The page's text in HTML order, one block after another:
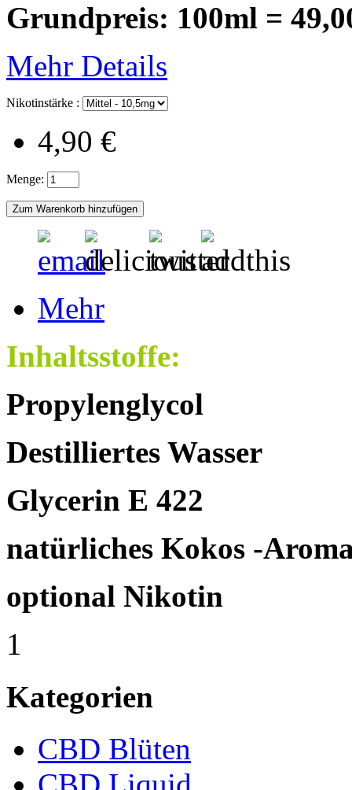
Grundpreis: 100ml =
Mehr Details
Nikotinstärke :
4,90 €
Menge:
Mehr
Inhaltsstoffe:
Propylenglycol
Destilliertes Wasser
Glycerin E 422
natürliches Kokos -
optional Nikotin
1
Kategorien
CBD Blüten